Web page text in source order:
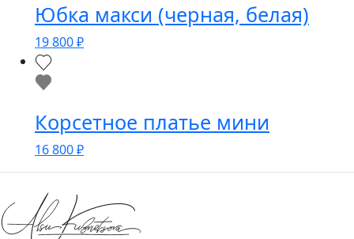
Юбка макси (черная, белая)
19 800₽
Корсетное платье мини
16 800₽